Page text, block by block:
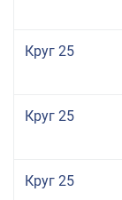
Круг 25
Круг 25
Круг 25